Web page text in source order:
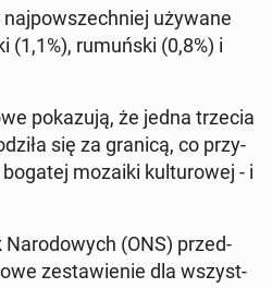
używane
ru­muńs­ki (0,8%) i
pokazu­ją, że jedna trzecia
się za granicą, co przy­
mozaiki kul­tur­owej - i
(ONS) przed­
zestaw­ie­nie dla wszys­t­